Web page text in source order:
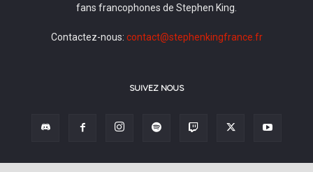
fans francophones de Stephen King.
Contactez-nous: contact@stephenkingfrance.fr
SUIVEZ NOUS